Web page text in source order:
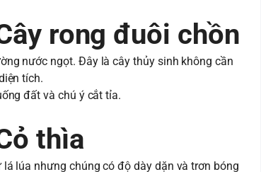
rong đuôi chồn
nước ngọt. Đây là cây thủy sinh không cần
tích.
đất và chú ý cắt tỉa.
thìa
lúa nhưng chúng có độ dày dặn và trơn bóng